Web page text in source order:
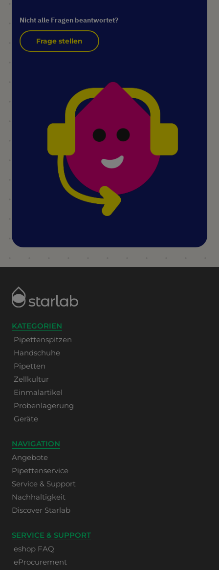
Nicht alle Fragen beantwortet?
Frage stellen
KATEGORIEN
Pipettenspitzen
Handschuhe
Pipetten
Zellkultur
Einmalartikel
Probenlagerung
Geräte
NAVIGATION
Angebote
Pipettenservice
Service & Support
Nachhaltigkeit
Discover Starlab
SERVICE & SUPPORT
eshop FAQ
eProcurement